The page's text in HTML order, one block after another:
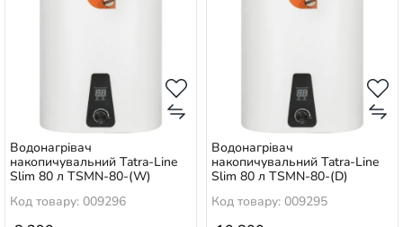
Водонагрівач
накопичувальний Tatra-Line
Slim 80 л TSMN-80-(W)
Код товару: 009296
Водонагрівач
накопичувальний Tatra-Line
Slim 80 л TSMN-80-(D)
Код товару: 009295